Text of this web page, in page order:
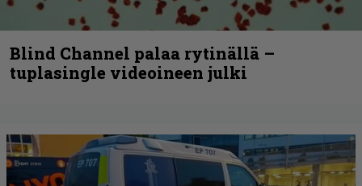
Blind Channel palaa rytinällä –
tuplasingle videoineen julki